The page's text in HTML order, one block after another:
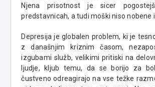
Njena prisotnost je sicer
predstavnicah, a tudi moški niso nobene
Depresija je globalen problem, ki je
z današnjim kriznim časom,
izgubami služb, velikimi pritiski na
ljudje, kljub temu, da se borijo za
čustveno odreagirajo na vse težke